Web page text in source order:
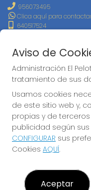
956073495
Clica aquí para
640517524
Callejones Cardoso nº12
Cádiz, 11002
(Cádiz) España
LEGAL
Aviso Legal
Política de Privacidad
Política de Cookies
Condiciones de Compra
Tienda de Lotería Nacional
Juego responsable. Solo
Aviso de
Administración El
tratamiento de sus
Usamos cookies
de este sitio web y,
propias y de
publicidad según
CONFIGURAR sus
Cookies AQUÍ.
Aceptar